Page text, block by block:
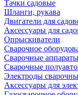
Тачки садовые
Шланги, рукава
Двигатели для
Аксессуары для
Опрыскиватели
Сварочное
Сварочные аппараты
Сварочные
Электроды
Аксессуары для